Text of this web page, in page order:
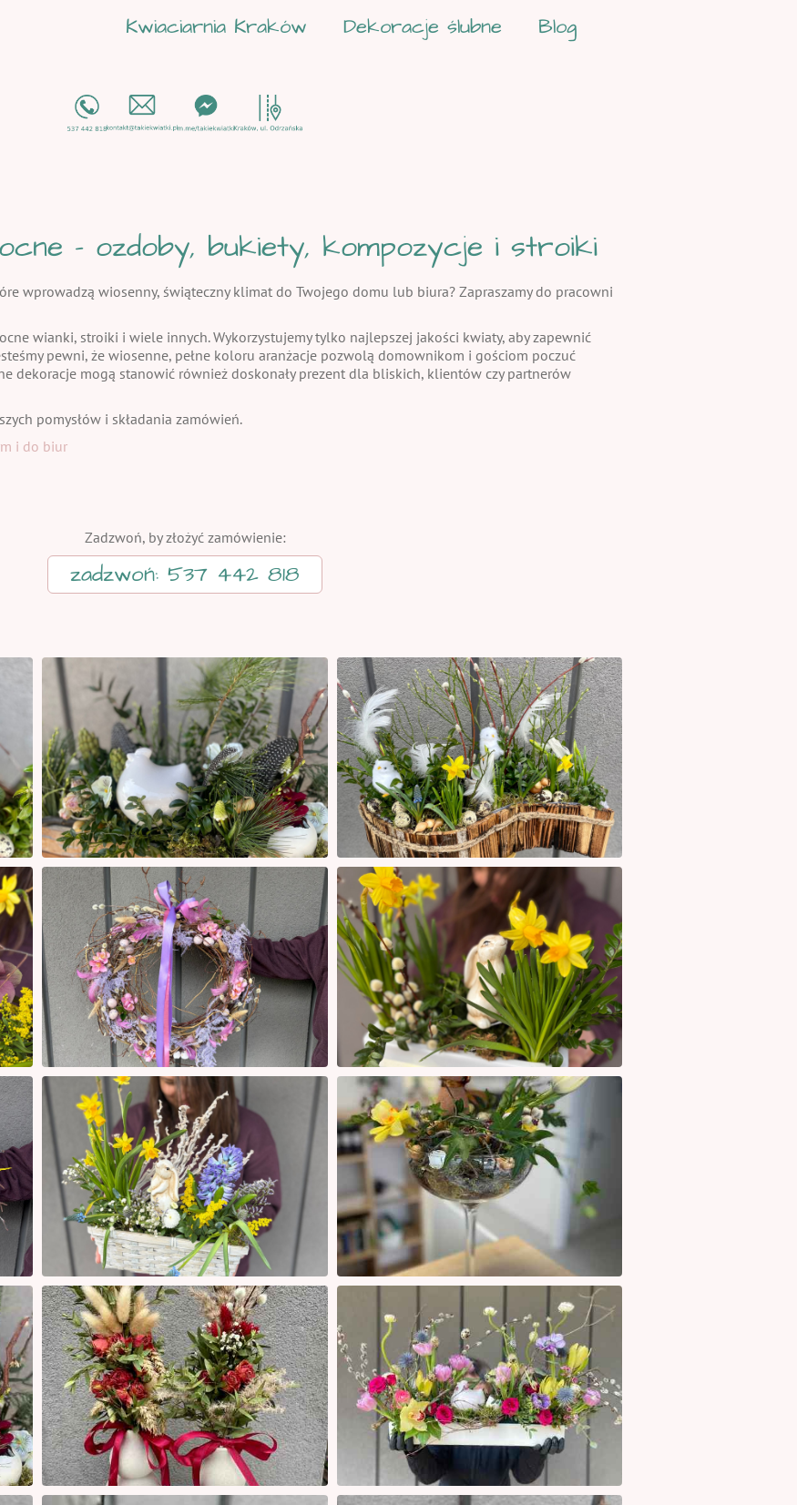
Kwiaciarnia Kraków Dekoracje ślubne Blog
- ozdoby, bukiety, kompozycje i stroiki
wprowadzą wiosenny, świąteczny klimat do Twojego domu lub biura? Zapraszamy do pracowni
wianki, stroiki i wiele innych. Wykorzystujemy tylko najlepszej jakości kwiaty, aby zapewnić
pewni, że wiosenne, pełne koloru aranżacje pozwolą domownikom i gościom poczuć
dekoracje mogą stanowić również doskonały prezent dla bliskich, klientów czy partnerów
pomysłów i składania zamówień.
i do biur
Zadzwoń, by złożyć zamówienie:
zadzwoń: 537 442 818